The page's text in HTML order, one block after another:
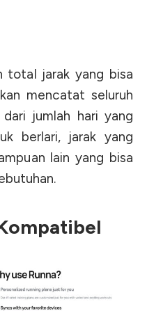
total jarak yang bisa
mencatat seluruh
jumlah hari yang
berlari, jarak yang
lain yang bisa